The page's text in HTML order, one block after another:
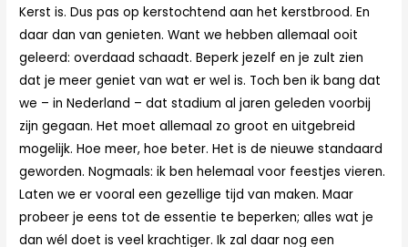
Kerst is. Dus pas op kerstochtend aan het kerstbrood. En
daar dan van genieten. Want we hebben allemaal ooit
geleerd: overdaad schaadt. Beperk jezelf en je zult zien
dat je meer geniet van wat er wel is. Toch ben ik bang dat
we – in Nederland – dat stadium al jaren geleden voorbij
zijn gegaan. Het moet allemaal zo groot en uitgebreid
mogelijk. Hoe meer, hoe beter. Het is de nieuwe standaard
geworden. Nogmaals: ik ben helemaal voor feestjes vieren.
Laten we er vooral een gezellige tijd van maken. Maar
probeer je eens tot de essentie te beperken; alles wat je
dan wél doet is veel krachtiger. Ik zal daar nog een